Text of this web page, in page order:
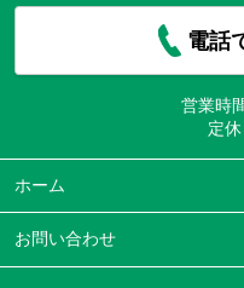
電話
営業時
定休
ホーム
お問い合わせ